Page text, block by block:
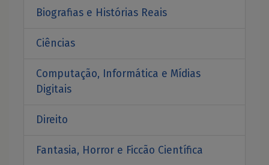
Biografias e Histórias Reais
Ciências
Computação, Informática e Mídias
Digitais
Direito
Fantasia, Horror e Ficcão Científica